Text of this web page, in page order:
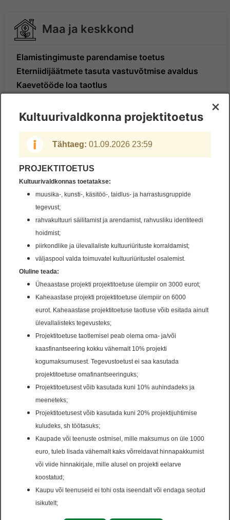
Maa ja keskkond
Elamistingimuste parendamise toetus
Eterniidijäätmete tasuta vastuvõtmise avaldus
Kaevetööde loa taotlus
Korterelamute elukeskkonna parendamise toetus
Mootorsõiduki liiklemisloa taotlus
Raieloa taotlus
Tänava sulgemisloa taotlus
Mittetulunduslik tegevus
Kaasfinantseerimise toetus
Kultuurivaldkonna projektitoetus
Muu tegevusvaldkonna projektitoetus
Spordivaldkonna projektitoetus
Tegevustoetus
Reklaam
Reklaami eemaldamine enne otsusel märgitud
tähtaja lõppu
Reklaami paigaldamise taotlus
Reklaami paigaldamise taotluse pikendamine
Reklaamimaksu deklaratsioon
Sotsiaal ja tervishoid
Kultuurivaldkonna projektitoetus
Tähtaeg: 01.09.2026 23:59
PROJEKTITOETUS
Kultuurivaldkonnas toetatakse:
muusika-, kunsti-, käsitöö-, taidlus- ja harrastusgruppide
tegevust;
rahvakultuuri säilitamist ja arendamist, rahvusliku identiteedi
hoidmist;
piirkondlike ja ülevallaliste kultuuriürituste korraldamist;
väljaspool valda toimuvatel kultuuriüritustel osalemist.
Oluline teada:
Üheaastase projekti projektitoetuse ülempiir on 3000 eurot;
Kaheaastase projekti projektitoetuse ülempiir on 6000
eurot. Kaheaastase projektitoetuse taotluse võib esitada ainult
ülevallalisteks tegevusteks;
Projektitoetuse taotlemisel peab olema oma- ja/või
kaasfinantseering kokku vähemalt 10% projekti
kogumaksumusest. Tegevustoetust ei saa kasutada
projektitoetuse omafinantseeringuks;
Projektitoetusest võib kasutada kuni 10% auhindadeks ja
meeneteks;
Projektitoetusest võib kasutada kuni 20% projektijuhtimise
kuludeks, sh töötasuks;
Kaupade või teenuste ostmisel, mille maksumus on üle 1000
euro, tuleb lisada vähemalt kaks võrreldavat hinnapakkumist
või viide hinnakirjale, mille alusel on projekti eelarve
koostatud;
Kaupu või teenuseid ei tohi osta iseendalt või endaga seotud
isikutelt;